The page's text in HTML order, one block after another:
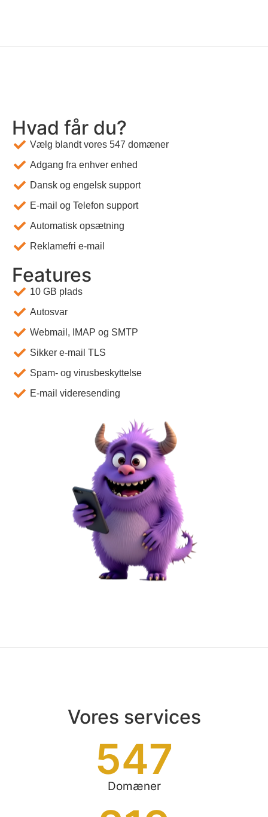
Hvad får du?
Vælg blandt vores 547 domæner
Adgang fra enhver enhed
Dansk og engelsk support
E-mail og Telefon support
Automatisk opsætning
Reklamefri e-mail
Features
10 GB plads
Autosvar
Webmail, IMAP og SMTP
Sikker e-mail TLS
Spam- og virusbeskyttelse
E-mail videresending
Vores services
Domæner
547